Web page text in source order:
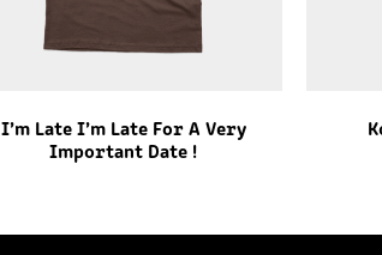
I’m Late I’m Late For A Very
Important Date !